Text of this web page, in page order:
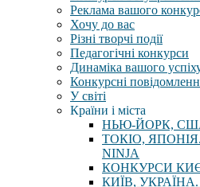
Реклама вашого
Хочу до вас
Різні творчі події
Педагогічні конкурси
Динаміка вашого
Конкурсні
У світі
Країни і міста
НЬЮ-ЙОРК,
ТОКІО,
NINJA
КОНКУРСИ
КИЇВ,